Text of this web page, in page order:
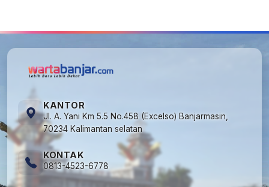
KANTOR
Jl. A. Yani Km 5.5 No.458 (Excelso) Banjarmasin,
70234 Kalimantan selatan
KONTAK
0813-4523-6778